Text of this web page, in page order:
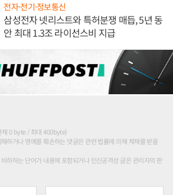
전자·전기·정보통신
삼성전자 넷리스트와 특허분쟁 매듭, 5년 동
안 최대 1.3조 라이선스비 지급
재 0 byte / 최대 400byte)
하거나 명예를 훼손하는 댓글은 관련 법률에 의해 제재를 받을
하하는 단어가 내용에 포함되거나 인신공격성 글은 관리자의 판